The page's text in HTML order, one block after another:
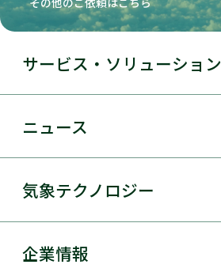
サービス・ソリューション
サービス・ソリューション
太陽光発電
ニュース
気象テクノロジー
気象テクノロジー
企業情報